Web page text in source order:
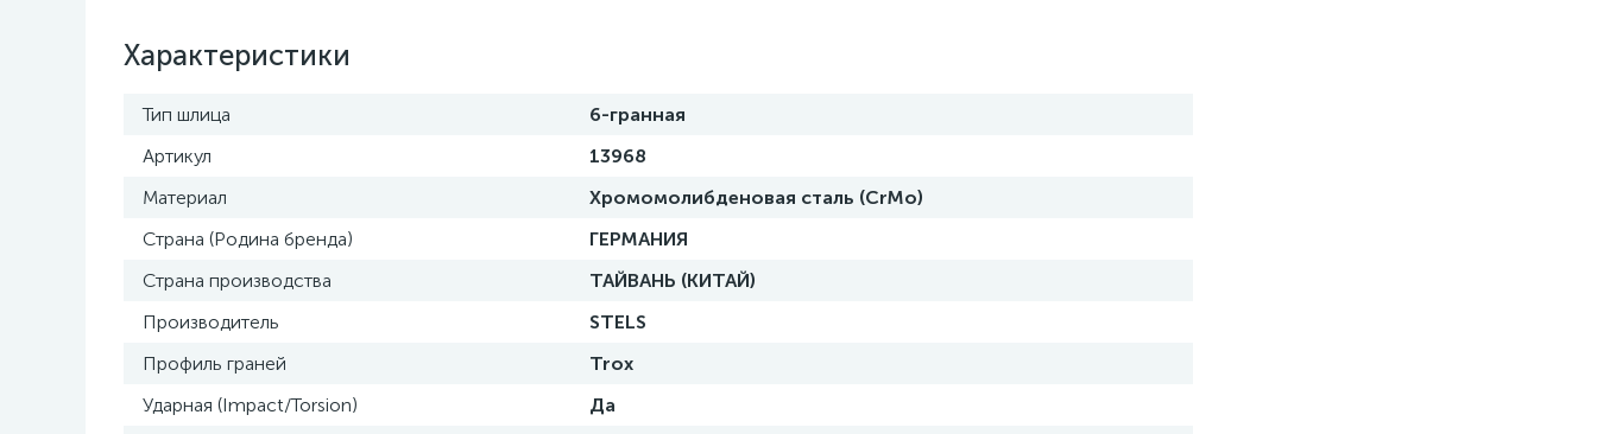
Характеристики
Тип шлица
6-гранная
Артикул
13968
Материал
Хромомолибденовая сталь (CrMo)
Страна (Родина бренда)
ГЕРМАНИЯ
Страна производства
ТАЙВАНЬ (КИТАЙ)
Производитель
STELS
Профиль граней
Trox
Ударная (Impact/Torsion)
Да